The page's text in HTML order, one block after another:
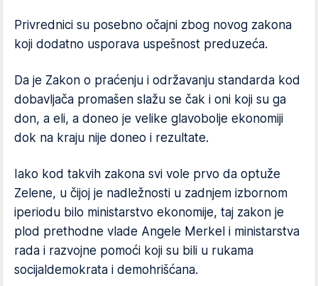
Privrednici su posebno očajni zbog novog zakona
koji dodatno usporava uspešnost preduzeća.
Da je Zakon o praćenju i održavanju standarda kod
dobavljača promašen slažu se čak i oni koji su ga
don, a eli, a doneo je velike glavobolje ekonomiji
dok na kraju nije doneo i rezultate.
Iako kod takvih zakona svi vole prvo da optuže
Zelene, u čijoj je nadležnosti u zadnjem izbornom
iperiodu bilo ministarstvo ekonomije, taj zakon je
plod prethodne vlade Angele Merkel i ministarstva
rada i razvojne pomoći koji su bili u rukama
socijaldemokrata i demohrišćana.